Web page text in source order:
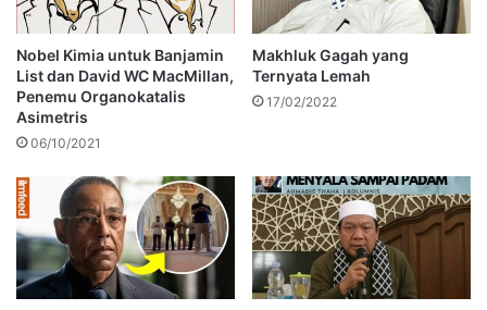
Nobel Kimia untuk Banjamin
List dan David WC MacMillan,
Penemu Organokatalis
Asimetris
06/10/2021
Makhluk Gagah yang
Ternyata Lemah
17/02/2022